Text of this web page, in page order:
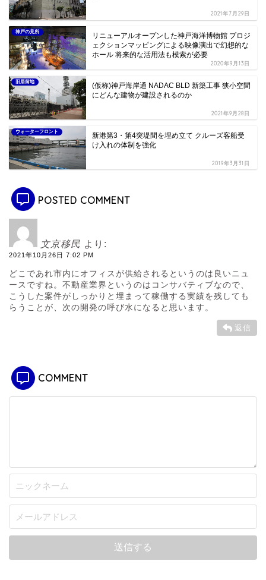
2021年7月29日
神戸の見所
リニューアルオープンした神戸海洋博物館 プロジ
ェクションマッピングによる映像演出で幻想的な
ホール 将来的な活用法も模索が必要
2020年9月13日
旧居留地
(仮称)神戸海岸通 NADAC BLD 新築工事 狭小空間
にどんな建物が建設されるのか
2021年9月28日
ウォーターフロント
新港第3・第4突堤間を埋め立て クルーズ客船受
け入れの体制を強化
2019年3月31日
POSTED COMMENT
文京移民 より:
2021年10月26日 7:02 PM
どこであれ市内にオフィスが供給されるというのは良いニュ
ースですね。不動産業界というのはコンサバティブなので、
こうした案件がしっかりと埋まって稼働する実績を残しても
らうことが、次の開発の呼び水になると思います。
返信
COMMENT